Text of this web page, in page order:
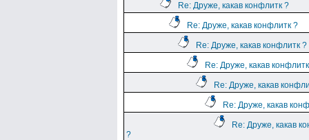
Re: Друже, какав конфлитк ?
Re: Друже, какав конфлитк ?
Re: Друже, какав конфлитк ?
Re: Друже, какав
Re: Друже, какав
Re: Друже, какав
Re: Друже, какав
?